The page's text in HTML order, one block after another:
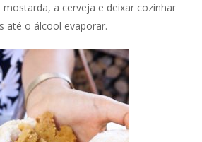
mostarda, a cerveja e deixar cozinhar
até o álcool evaporar.